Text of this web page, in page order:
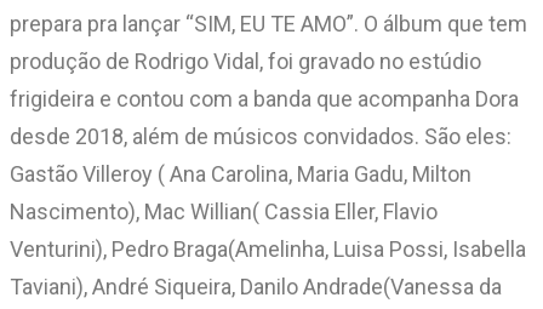
prepara pra lançar “SIM, EU TE AMO”. O álbum que tem
produção de Rodrigo Vidal, foi gravado no estúdio
frigideira e contou com a banda que acompanha Dora
desde 2018, além de músicos convidados. São eles:
Gastão Villeroy ( Ana Carolina, Maria Gadu, Milton
Nascimento), Mac Willian( Cassia Eller, Flavio
Venturini), Pedro Braga(Amelinha, Luisa Possi, Isabella
Taviani), André Siqueira, Danilo Andrade(Vanessa da